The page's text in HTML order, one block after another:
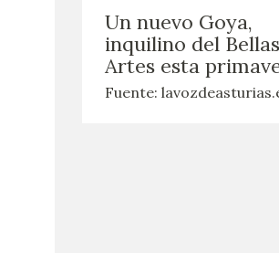
Un nuevo Goya,
inquilino del Bellas
Artes esta
Fuente: